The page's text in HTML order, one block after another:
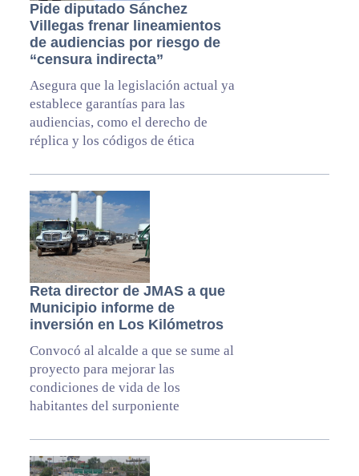
Pide diputado Sánchez
Villegas frenar lineamientos
de audiencias por riesgo de
“censura indirecta”
Asegura que la legislación actual ya
establece garantías para las
audiencias, como el derecho de
réplica y los códigos de ética
Reta director de JMAS a que
Municipio informe de
inversión en Los Kilómetros
Convocó al alcalde a que se sume al
proyecto para mejorar las
condiciones de vida de los
habitantes del surponiente